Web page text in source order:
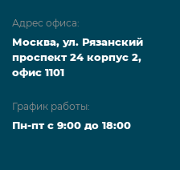
Адрес офиса:
Москва, ул. Рязанский
проспект 24 корпус 2,
офис 1101
График работы:
Пн-пт с 9:00 до 18:00